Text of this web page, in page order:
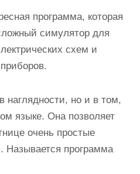
программа, которая
симулятор для
схем и
наглядности, но и в том,
языке. Она позволяет
очень простые
программа